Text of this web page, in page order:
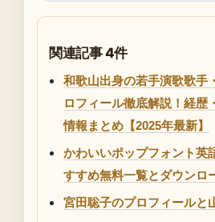
関連記事 4件
和歌山出身の若手演歌歌手
ロフィール徹底解説！経歴
情報まとめ【2025年最新】
かわいいポップフォント英
すすめ無料一覧とダウンロ
宮田聡子のプロフィールと